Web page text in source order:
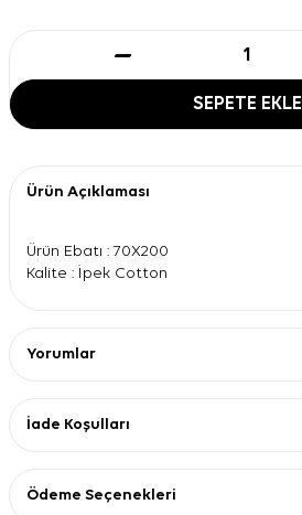
SEPETE EKLE
Ürün Açıklaması
Ürün Ebatı : 70X200
Kalite : İpek Cotton
Yorumlar
İade Koşulları
Ödeme Seçenekleri